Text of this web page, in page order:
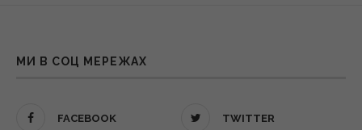
Генріх VIII буквально жив у хмарі парфумів:
починають прибирання на кухні: більшість
МИ В СОЦ МЕРЕЖАХ
FACEBOOK TWITTER